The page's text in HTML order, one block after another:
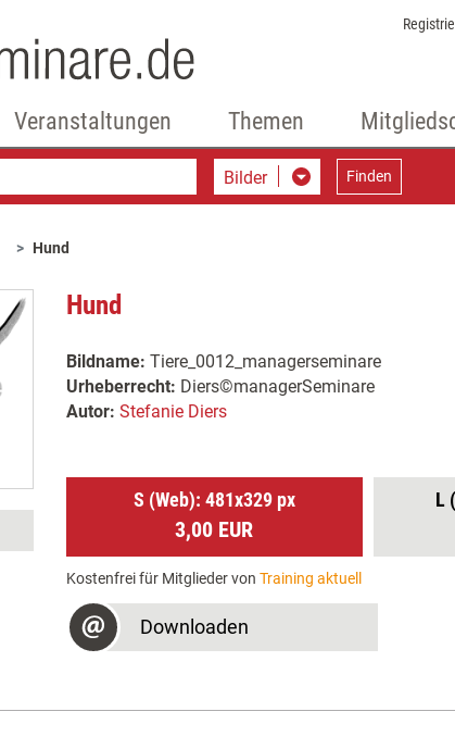
Veranstaltungen Themen
Bilder Finden
Hund
Hund
Bildname: Tiere_0012_managerseminare
Urheberrecht: Diers©managerSeminare
Autor: Stefanie Diers
S (Web): 481x329 px
3,00 EUR
L
Kostenfrei für Mitglieder von Training aktuell
Downloaden